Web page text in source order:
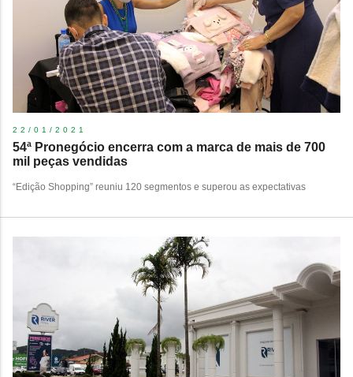
22/01/2021
54ª Pronegócio encerra com a marca de mais de 700
mil peças vendidas
“Edição Shopping” reuniu 120 segmentos e superou as expectativas